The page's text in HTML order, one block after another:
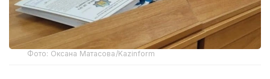
Фото: Оксана Матасова/Kazinform